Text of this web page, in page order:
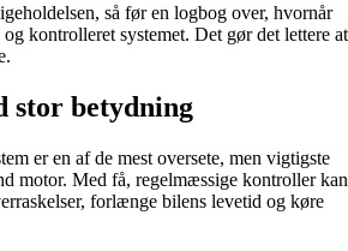
så før en logbog over, hvornår
kontrolleret systemet. Det gør det lettere at
stor betydning
er en af de mest oversete, men vigtigste
motor. Med få, regelmæssige kontroller kan
forlænge bilens levetid og køre